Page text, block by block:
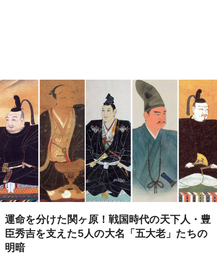
運命を分けた関ヶ原！戦国時代の天下人・豊
臣秀吉を支えた5人の大名「五大老」たちの
明暗